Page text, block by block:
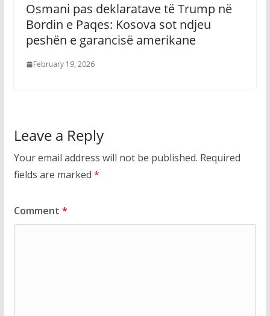
Osmani pas deklaratave të Trump në
Bordin e Paqes: Kosova sot ndjeu
peshën e garancisë amerikane
February 19, 2026
Leave a Reply
Your email address will not be published. Required
fields are marked *
Comment *